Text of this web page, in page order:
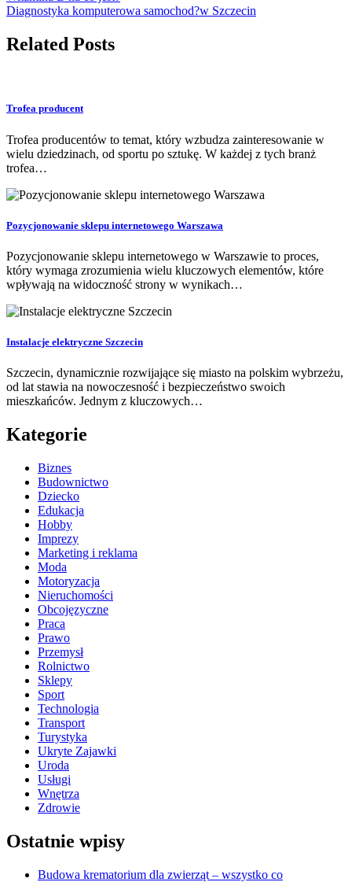
Diagnostyka komputerowa samochod?w Szczecin
Related Posts
Trofea producent
Trofea producentów to temat, który wzbudza zainteresowanie w
wielu dziedzinach, od sportu po sztukę. W każdej z tych branż
trofea…
Pozycjonowanie sklepu internetowego Warszawa
Pozycjonowanie sklepu internetowego w Warszawie to proces,
który wymaga zrozumienia wielu kluczowych elementów, które
wpływają na widoczność strony w wynikach…
Instalacje elektryczne Szczecin
Szczecin, dynamicznie rozwijające się miasto na polskim wybrzeżu,
od lat stawia na nowoczesność i bezpieczeństwo swoich
mieszkańców. Jednym z kluczowych…
Kategorie
Biznes
Budownictwo
Dziecko
Edukacja
Hobby
Imprezy
Marketing i reklama
Moda
Motoryzacja
Nieruchomości
Obcojęzyczne
Praca
Prawo
Przemysł
Rolnictwo
Sklepy
Sport
Technologia
Transport
Turystyka
Ukryte Zajawki
Uroda
Usługi
Wnętrza
Zdrowie
Ostatnie wpisy
Budowa krematorium dla zwierząt – wszystko co